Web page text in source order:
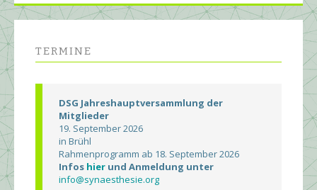
TERMINE
DSG Jahreshauptversammlung der
Mitglieder
19. September 2026
in Brühl
Rahmenprogramm ab 18. September 2026
Infos hier und Anmeldung unter
info@synaesthesie.org